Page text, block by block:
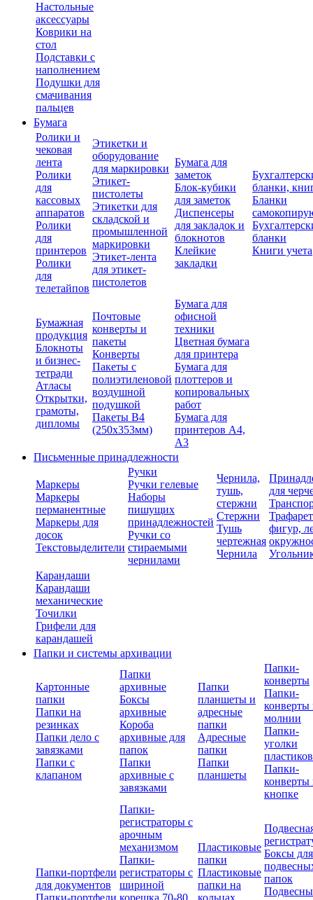
Настольные
аксессуары
Коврики на
стол
Подставки с
наполнением
Подушки для
смачивания
пальцев
Бумага
Ролики и
чековая
лента
Ролики
для
кассовых
аппаратов
Ролики
для
принтеров
Ролики
для
телетайпов
Этикетки и
оборудование
для маркировки
Этикет-
пистолеты
Этикетки для
складской и
промышленной
маркировки
Этикет-лента
для этикет-
пистолетов
Бумага для
заметок
Блок-кубики
для заметок
Диспенсеры
для закладок и
блокнотов
Клейкие
закладки
бланки,
Бланки
бланки
Книги учета
Бумажная
продукция
Блокноты
и бизнес-
тетради
Атласы
Открытки,
грамоты,
дипломы
Почтовые
конверты и
пакеты
Конверты
Пакеты с
полиэтиленовой
воздушной
подушкой
Пакеты В4
(250х353мм)
Бумага для
офисной
техники
Цветная бумага
для принтера
Бумага для
плоттеров и
копировальных
работ
Бумага для
принтеров А4,
А3
Письменные принадлежности
Маркеры
Маркеры
перманентные
Маркеры для
досок
Текстовыделители
Ручки
Ручки гелевые
Наборы
пишущих
принадлежностей
Ручки со
стираемыми
чернилами
Чернила,
тушь,
стержни
Стержни
Тушь
чертежная
Чернила
для
фигур,
Карандаши
Карандаши
механические
Точилки
Грифели для
карандашей
Папки и системы архивации
Картонные
папки
Папки на
резинках
Папки дело с
завязками
Папки с
клапаном
Папки
архивные
Боксы
архивные
Короба
архивные для
папок
Папки
архивные с
завязками
Папки
планшеты и
адресные
папки
Адресные
папки
Папки
планшеты
Папки-
конверты
Папки-
конверты
молнии
Папки-
уголки
Папки-
конверты
кнопке
Папки-портфели
для документов
Папки-портфели
Папки-
регистраторы с
арочным
механизмом
Папки-
регистраторы с
шириной
корешка 70-80
Пластиковые
папки
Пластиковые
папки на
кольцах
Боксы для
папок